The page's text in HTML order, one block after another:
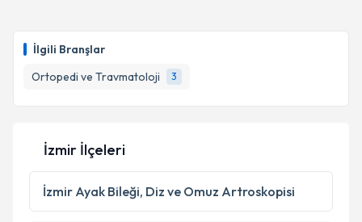
İlgili Branşlar
Ortopedi ve Travmatoloji
3
için bir takvim hazırlandığında e-posta ile
bilgilendireceğiz.
E-posta Adresiniz
Kişisel verilerimin işlenmesine ilişkin
Aydınlatma
Metni 'ni okudum ve kişisel verilerimin belirtilen
İzmir İlçeleri
İzmir Ayak Bileği, Diz ve Omuz Artroskopisi